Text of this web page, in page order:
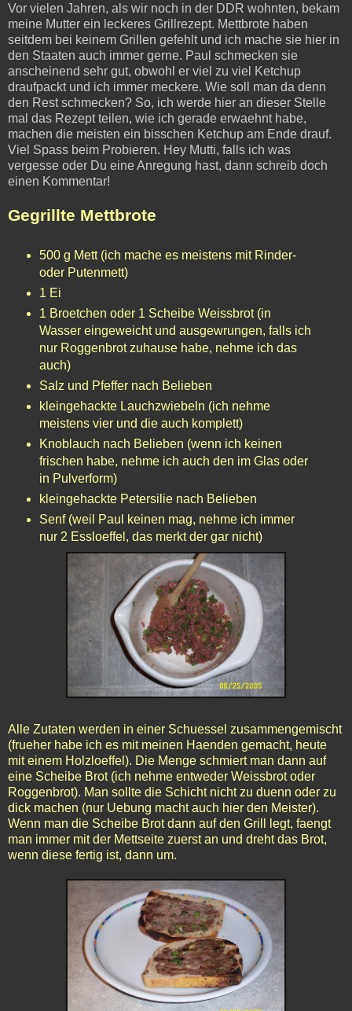
Vor vielen Jahren, als wir noch in der DDR wohnten, bekam
meine Mutter ein leckeres Grillrezept. Mettbrote haben
seitdem bei keinem Grillen gefehlt und ich mache sie hier in
den Staaten auch immer gerne. Paul schmecken sie
anscheinend sehr gut, obwohl er viel zu viel Ketchup
draufpackt und ich immer meckere. Wie soll man da denn
den Rest schmecken? So, ich werde hier an dieser Stelle
mal das Rezept teilen, wie ich gerade erwaehnt habe,
machen die meisten ein bisschen Ketchup am Ende drauf.
Viel Spass beim Probieren. Hey Mutti, falls ich was
vergesse oder Du eine Anregung hast, dann schreib doch
einen Kommentar!
Gegrillte Mettbrote
500 g Mett (ich mache es meistens mit Rinder-
oder Putenmett)
1 Ei
1 Broetchen oder 1 Scheibe Weissbrot (in
Wasser eingeweicht und ausgewrungen, falls ich
nur Roggenbrot zuhause habe, nehme ich das
auch)
Salz und Pfeffer nach Belieben
kleingehackte Lauchzwiebeln (ich nehme
meistens vier und die auch komplett)
Knoblauch nach Belieben (wenn ich keinen
frischen habe, nehme ich auch den im Glas oder
in Pulverform)
kleingehackte Petersilie nach Belieben
Senf (weil Paul keinen mag, nehme ich immer
nur 2 Essloeffel, das merkt der gar nicht)
Alle Zutaten werden in einer Schuessel zusammengemischt
(frueher habe ich es mit meinen Haenden gemacht, heute
mit einem Holzloeffel). Die Menge schmiert man dann auf
eine Scheibe Brot (ich nehme entweder Weissbrot oder
Roggenbrot). Man sollte die Schicht nicht zu duenn oder zu
dick machen (nur Uebung macht auch hier den Meister).
Wenn man die Scheibe Brot dann auf den Grill legt, faengt
man immer mit der Mettseite zuerst an und dreht das Brot,
wenn diese fertig ist, dann um.